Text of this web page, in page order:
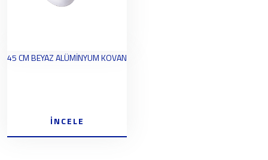
45 CM BEYAZ ALÜMİNYUM KOVAN
İNCELE